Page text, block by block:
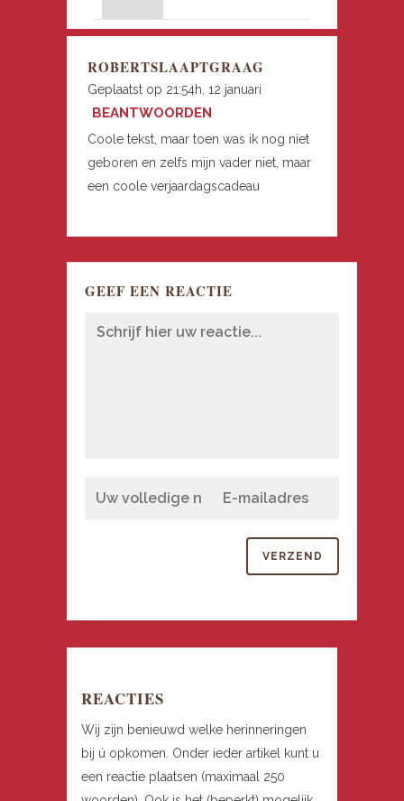
ROBERTSLAAPTGRAAG
Geplaatst op 21:54h, 12 januari
BEANTWOORDEN
Coole tekst, maar toen was ik nog niet
geboren en zelfs mijn vader niet, maar
een coole verjaardagscadeau
GEEF EEN REACTIE
REACTIES
Wij zijn benieuwd welke herinneringen
bij ú opkomen. Onder ieder artikel kunt u
een reactie plaatsen (maximaal 250